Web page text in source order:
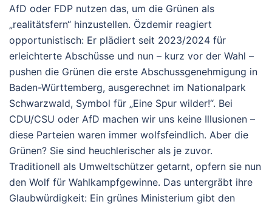
AfD oder FDP nutzen das, um die Grünen als
„realitätsfern“ hinzustellen. Özdemir reagiert
opportunistisch: Er plädiert seit 2023/2024 für
erleichterte Abschüsse und nun – kurz vor der Wahl –
pushen die Grünen die erste Abschussgenehmigung in
Baden-Württemberg, ausgerechnet im Nationalpark
Schwarzwald, Symbol für „Eine Spur wilder!“. Bei
CDU/CSU oder AfD machen wir uns keine Illusionen –
diese Parteien waren immer wolfsfeindlich. Aber die
Grünen? Sie sind heuchlerischer als je zuvor.
Traditionell als Umweltschützer getarnt, opfern sie nun
den Wolf für Wahlkampfgewinne. Das untergräbt ihre
Glaubwürdigkeit: Ein grünes Ministerium gibt den